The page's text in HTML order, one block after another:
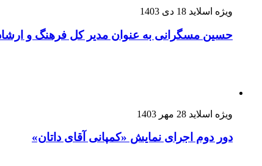
ویژه اسلاید 18 دی 1403
حسین مسگرانی به عنوان مدیر کل فرهنگ و
ویژه اسلاید 28 مهر 1403
دور دوم اجرای نمایش «کمپانی آقای داتان»